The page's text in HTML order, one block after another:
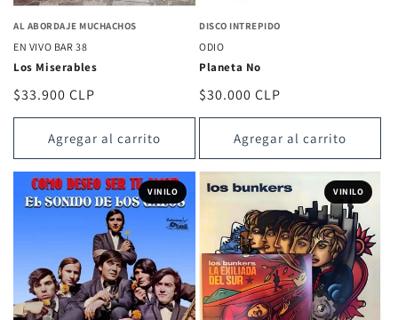
AL ABORDAJE MUCHACHOS
EN VIVO BAR 38
Los Miserables
Precio
habitual
$33.900 CLP
Agregar al carrito
DISCO INTREPIDO
ODIO
Planeta No
Precio
habitual
$30.000 CLP
Agregar al carrito
VINILO VINILO